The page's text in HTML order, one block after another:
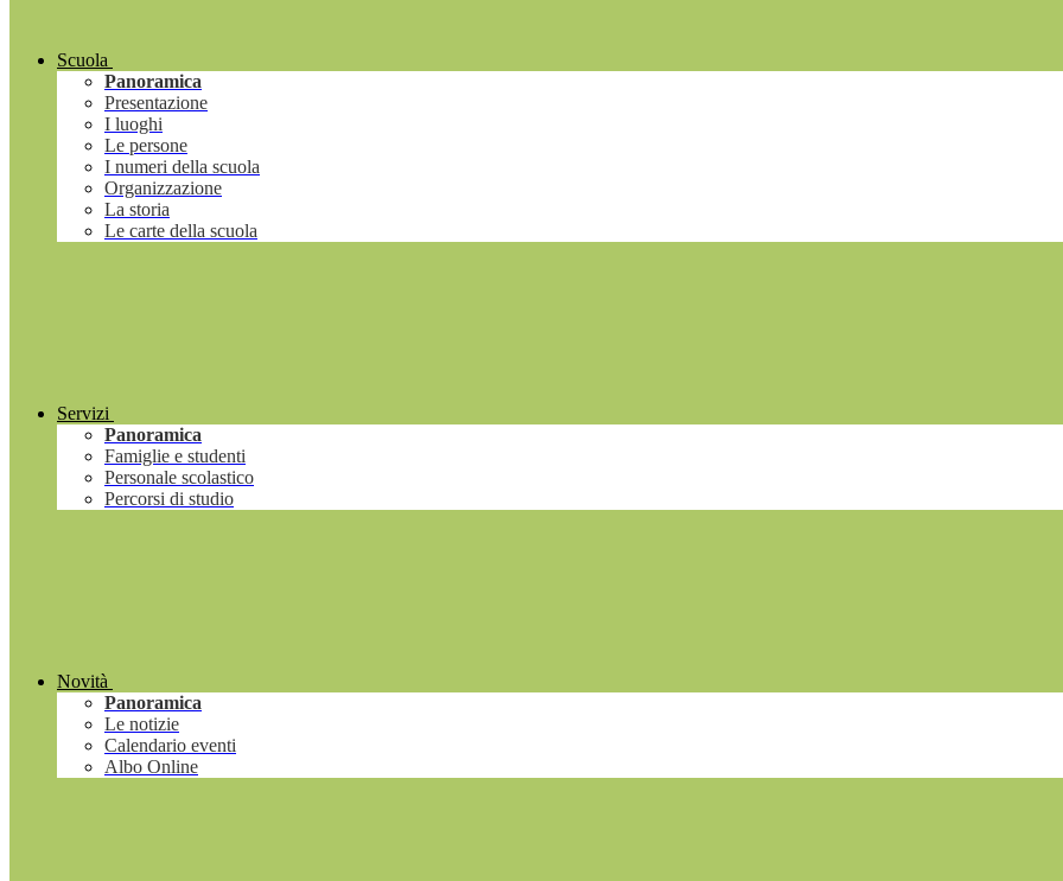
Scuola
Panoramica
Presentazione
I luoghi
Le persone
I numeri della scuola
Organizzazione
La storia
Le carte della scuola
Servizi
Panoramica
Famiglie e studenti
Personale scolastico
Percorsi di studio
Novità
Panoramica
Le notizie
Calendario eventi
Albo Online